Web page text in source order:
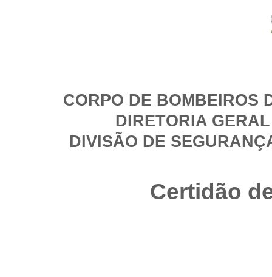
CORPO DE BOMBEIROS
DIRETORIA
DIVISÃO DE
Certidão